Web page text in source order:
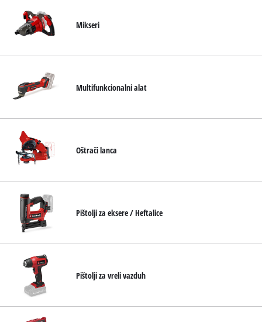
Mikseri
Multifunkcionalni alat
Oštrači lanca
Pištolji za eksere / Heftalice
Pištolji za vreli vazduh